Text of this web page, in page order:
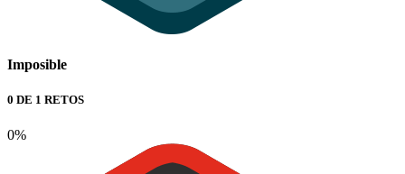
Imposible
0 DE 1 RETOS
0%